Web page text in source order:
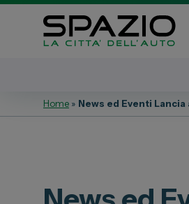
Home » News ed Eventi Lancia